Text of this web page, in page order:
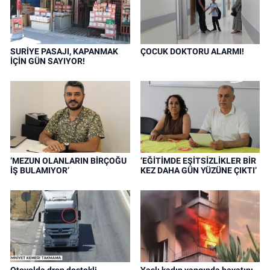
SURİYE PASAJI, KAPANMAK
İÇİN GÜN SAYIYOR!
ÇOCUK DOKTORU ALARMI!
‘MEZUN OLANLARIN BİRÇOĞU
İŞ BULAMIYOR’
‘EĞİTİMDE EŞİTSİZLİKLER BİR
KEZ DAHA GÜN YÜZÜNE ÇIKTI’